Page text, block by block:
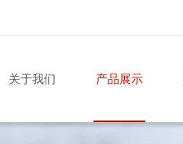
关于我们 产品展示